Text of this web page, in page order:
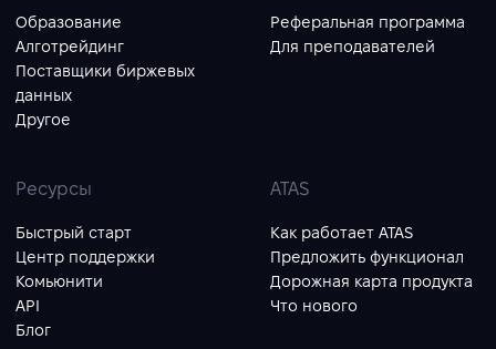
Образование
Алготрейдинг
Поставщики биржевых
данных
Другое
Реферальная программа
Для преподавателей
Ресурсы
Быстрый старт
Центр поддержки
Комьюнити
API
Блог
ATAS
Как работает ATAS
Предложить функционал
Дорожная карта продукта
Что нового